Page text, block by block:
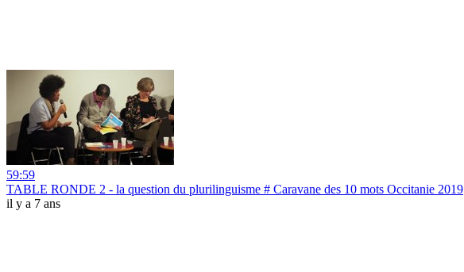
59:59
TABLE RONDE 2 - la question du plurilinguisme # Caravane des 10 mots Occitanie 2019
il y a 7 ans